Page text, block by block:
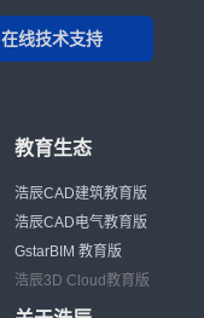
在线技术支持
教育生态
浩辰CAD建筑教育版
浩辰CAD电气教育版
GstarBIM 教育版
浩辰3D Cloud教育版